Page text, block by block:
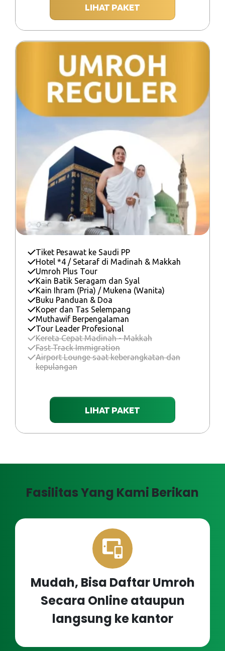
LIHAT PAKET
Tiket Pesawat ke Saudi PP
Hotel *4 / Setaraf di Madinah & Makkah
Umroh Plus Tour
Kain Batik Seragam dan Syal
Kain Ihram (Pria) / Mukena (Wanita)
Buku Panduan & Doa
Koper dan Tas Selempang
Muthawif Berpengalaman
Tour Leader Profesional
Kereta Cepat Madinah - Makkah
Fast Track Immigration
Airport Lounge saat keberangkatan dan
kepulangan
LIHAT PAKET
Fasilitas Yang Kami Berikan
Mudah, Bisa Daftar Umroh
Secara Online ataupun
langsung ke kantor